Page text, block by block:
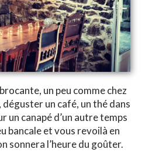
un peu comme chez
un café, un thé dans
un canapé d’un autre temps
bancale et vous revoilà en
sonnera l’heure du goûter.